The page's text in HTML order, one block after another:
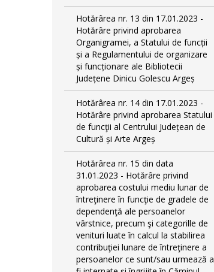
Hotărârea nr. 13 din 17.01.2023 -
Hotărâre privind aprobarea
Organigramei, a Statului de funcții
și a Regulamentului de organizare
și funcționare ale Bibliotecii
Județene Dinicu Golescu Argeș
Hotărârea nr. 14 din 17.01.2023 -
Hotărâre privind aprobarea Statului
de funcţii al Centrului Județean de
Cultură și Arte Argeș
Hotărârea nr. 15 din data
31.01.2023 - Hotărâre privind
aprobarea costului mediu lunar de
întreţinere în funcţie de gradele de
dependenţă ale persoanelor
vârstnice, precum şi categorille de
venituri luate în calcul la stabilirea
contribuţiei lunare de întreţinere a
persoanelor ce sunt/sau urmează a